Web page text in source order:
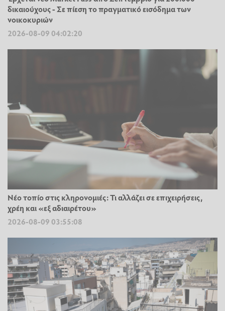
δικαιούχους - Σε πίεση το πραγματικό εισόδημα των
νοικοκυριών
2026-08-09 04:02:20
Νέο τοπίο στις κληρονομιές: Τι αλλάζει σε επιχειρήσεις,
χρέη και «εξ αδιαιρέτου»
2026-08-09 03:55:08